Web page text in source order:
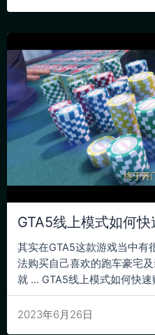
GTA5线上模式如何
2023年6月26日
其实在GTA5这款游戏当中有
法购买自己喜欢的跑车豪宅
就 … GTA5线上模式如何快